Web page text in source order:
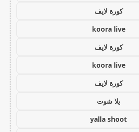
كورة لايف
koora live
كورة لايف
koora live
كورة لايف
يلا شوت
yalla shoot